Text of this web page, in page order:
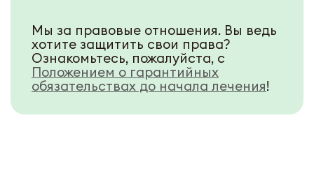
Мы за правовые отношения. Вы ведь
хотите защитить свои права?
Ознакомьтесь, пожалуйста, с
Положением о гарантийных
обязательствах до начала лечения!